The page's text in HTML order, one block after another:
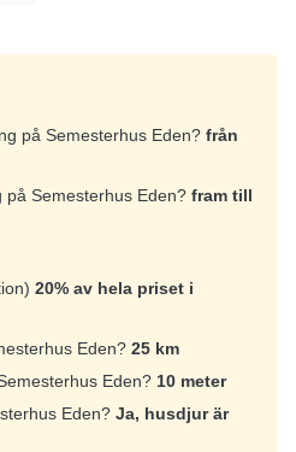
på Semesterhus Eden? från
på Semesterhus Eden? fram till
20% av hela priset i
Eden? 25 km
Eden? 10 meter
Eden? Ja, husdjur är